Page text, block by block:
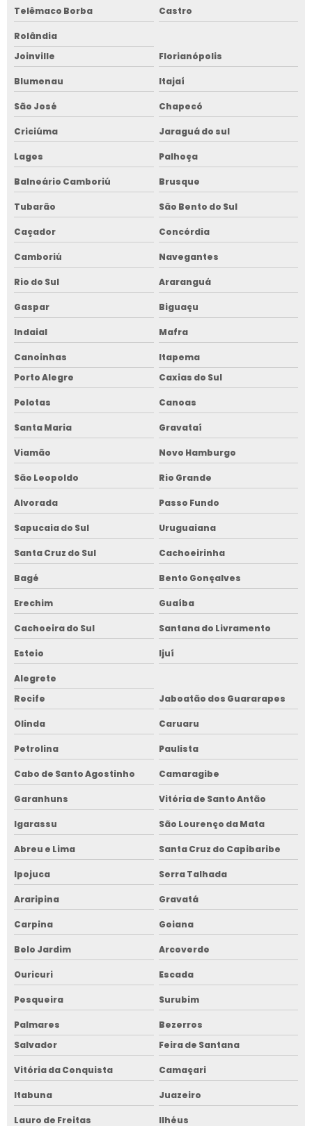
Telêmaco Borba Castro
Rolândia
Joinville
Florianópolis
Blumenau Itajaí
São José Chapecó
Criciúma Jaraguá do sul
Lages Palhoça
Balneário Camboriú Brusque
Tubarão São Bento do Sul
Caçador Concórdia
Camboriú Navegantes
Rio do Sul Araranguá
Gaspar Biguaçu
Indaial Mafra
Canoinhas
Itapema
Porto Alegre
Caxias do Sul
Pelotas Canoas
Santa Maria Gravataí
Viamão Novo Hamburgo
São Leopoldo Rio Grande
Alvorada Passo Fundo
Sapucaia do Sul Uruguaiana
Santa Cruz do Sul Cachoeirinha
Bagé Bento Gonçalves
Erechim Guaíba
Cachoeira do Sul Santana do Livramento
Esteio Ijuí
Alegrete
Recife
Jaboatão dos Guararapes
Olinda Caruaru
Petrolina Paulista
Cabo de Santo Agostinho Camaragibe
Garanhuns Vitória de Santo Antão
Igarassu São Lourenço da Mata
Abreu e Lima Santa Cruz do Capibaribe
Ipojuca Serra Talhada
Araripina Gravatá
Carpina Goiana
Belo Jardim Arcoverde
Ouricuri Escada
Pesqueira Surubim
Palmares
Bezerros
Salvador
Feira de Santana
Vitória da Conquista Camaçari
Itabuna Juazeiro
Lauro de Freitas Ilhéus